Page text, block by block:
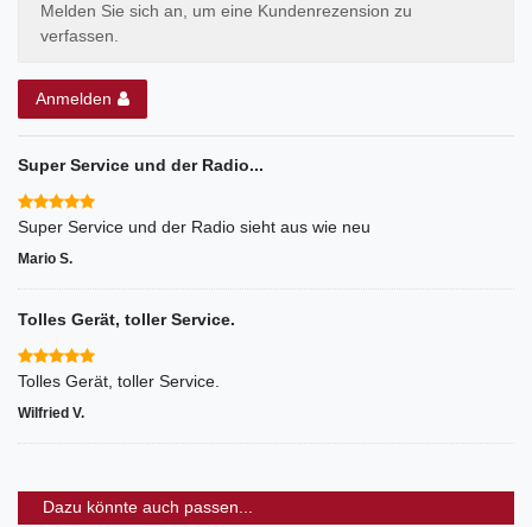
Melden Sie sich an, um eine Kundenrezension zu
verfassen.
Anmelden
Super Service und der Radio...
Super Service und der Radio sieht aus wie neu
Mario S.
Tolles Gerät, toller Service.
Tolles Gerät, toller Service.
Wilfried V.
Dazu könnte auch passen...